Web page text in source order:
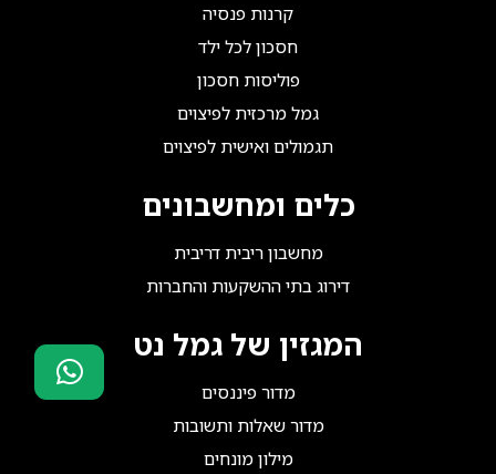
קרנות פנסיה
חסכון לכל ילד
פוליסות חסכון
גמל מרכזית לפיצוים
תגמולים ואישית לפיצוים
כלים ומחשבונים
מחשבון ריבית דריבית
דירוג בתי ההשקעות והחברות
המגזין של גמל נט
מדור פיננסים
מדור שאלות ותשובות
מילון מונחים